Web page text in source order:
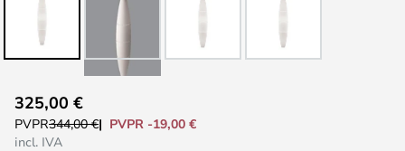
al
comienzo
325,00 €
PVPR344,00 €
PVPR -19,00 €
incl. IVA